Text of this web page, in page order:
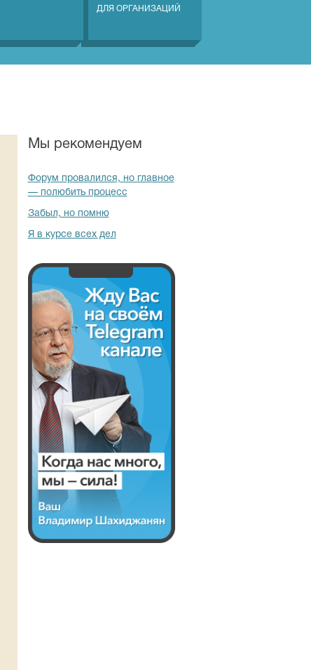
ДЛЯ ОРГАНИЗАЦИЙ
Мы рекомендуем
Форум провалился, но главное
— полюбить процесс
Забыл, но помню
Я в курсе всех дел